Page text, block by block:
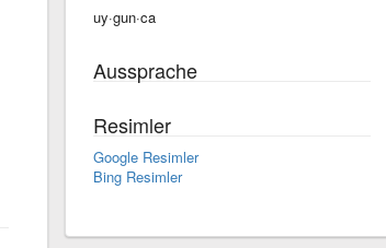
uy·gun·ca
Aussprache
Resimler
Google Resimler
Bing Resimler